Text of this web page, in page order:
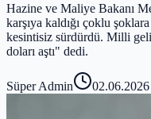
Hazine ve Maliye Bakanı
karşıya kaldığı çoklu
kesintisiz sürdürdü. Milli
doları aştı" dedi.
Süper Admin 02.06.2026